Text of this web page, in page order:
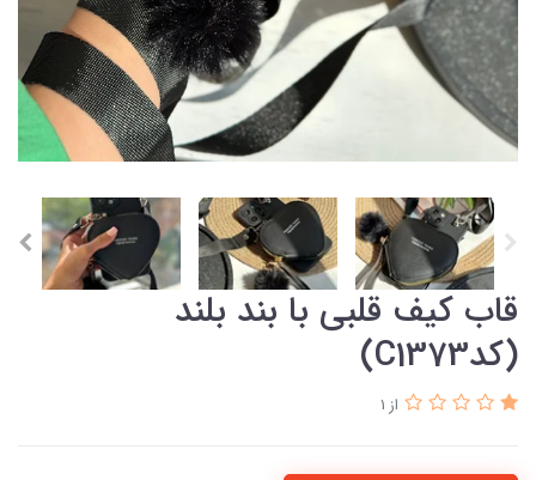
قاب کیف قلبی با بند بلند
(کدC1373)
از 1